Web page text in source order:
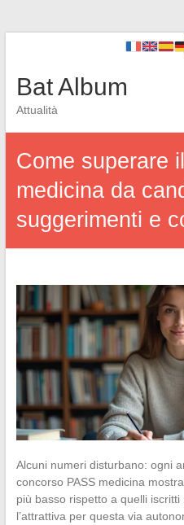
Bat Album
Attualità
Come superare
medicina da
suggerimenti e
Alcuni numeri disturbano: ogni
concorso PASS medicina
più basso rispetto a quelli iscritti
l’attrattiva per questa via